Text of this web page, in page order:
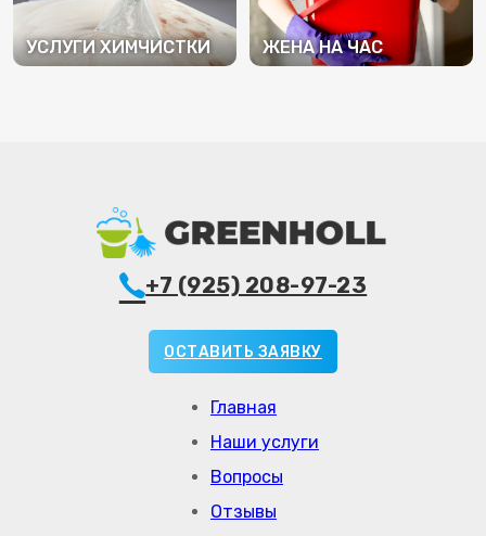
УСЛУГИ ХИМЧИСТКИ ЖЕНА НА ЧАС
Главная
Наши услуги
Вопросы
Отзывы
+7 (925) 208-97-23
ОСТАВИТЬ ЗАЯВКУ